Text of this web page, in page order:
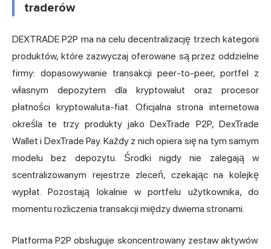
traderów
DEXTRADE P2P ma na celu decentralizację trzech kategorii
produktów, które zazwyczaj oferowane są przez oddzielne
firmy: dopasowywanie transakcji peer-to-peer, portfel z
własnym depozytem dla kryptowalut oraz procesor
płatności kryptowaluta-fiat. Oficjalna strona internetowa
określa te trzy produkty jako DexTrade P2P, DexTrade
Wallet i DexTrade Pay. Każdy z nich opiera się na tym samym
modelu bez depozytu. Środki nigdy nie zalegają w
scentralizowanym rejestrze zleceń, czekając na kolejkę
wypłat. Pozostają lokalnie w portfelu użytkownika, do
momentu rozliczenia transakcji między dwiema stronami.
Platforma P2P obsługuje skoncentrowany zestaw aktywów.